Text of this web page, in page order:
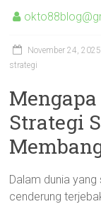
November 24, 2025
strategi
Strategi
Dalam dunia
cenderung